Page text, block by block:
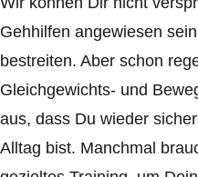
Gehhilfen angewiesen
bestreiten. Aber schon
Gleichgewichts- und
aus, dass Du wieder
Alltag bist. Manchmal